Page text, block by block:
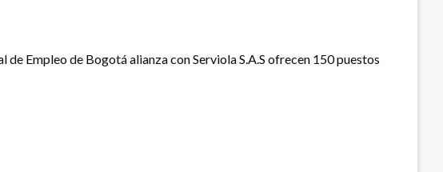
Empleo de Bogotá alianza con Serviola S.A.S ofrecen 150 puestos